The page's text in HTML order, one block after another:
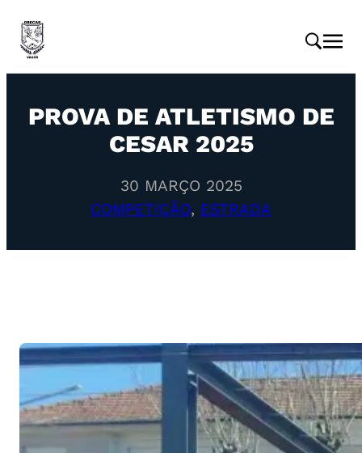
PROVA DE ATLETISMO DE
CESAR 2025
30 MARÇO 2025
COMPETIÇÃO, ESTRADA